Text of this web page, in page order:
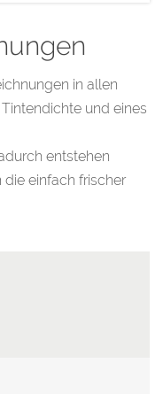
in allen
und eines
entstehen
die einfach frischer